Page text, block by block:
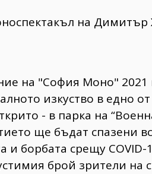
на Димитър
на "София Моно"
изкуство в едно
- в парка на
ще бъдат спазени
и борбата срещу
брой зрители на